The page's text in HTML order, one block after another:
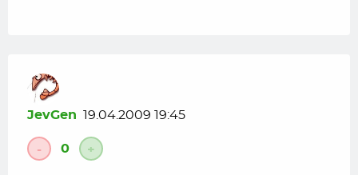
JevGen 19.04.2009 19:45
- 0 +